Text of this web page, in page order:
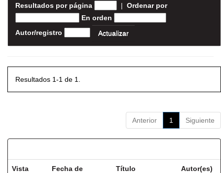
Resultados por página | Ordenar por
En orden
Autor/registro
Resultados 1-1 de 1.
Anterior 1 Siguiente
Vista
Fecha de
Título Autor(es)